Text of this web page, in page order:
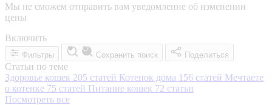
Мы не сможем отправить вам уведомление об изменении
цены
Включить
Фильтры Сохранить поиск Поделиться
Статьи по теме
Здоровье кошек 205 статей Котенок дома 156 статей Мечтаете
о котенке 75 статей Питание кошек 72 статьи
Посмотреть все